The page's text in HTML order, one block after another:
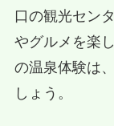
口の観光セン
やグルメを楽
の温泉体験は
しょう。